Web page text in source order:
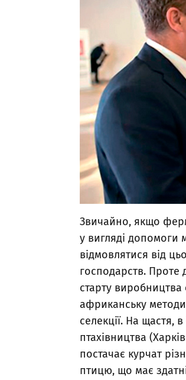
Звичайно, якщо
у вигляді
відмовлятися від
господарств. Проте
старту
африканську
селекції. На щастя,
птахівництва
постачає курчат
птицю, що має